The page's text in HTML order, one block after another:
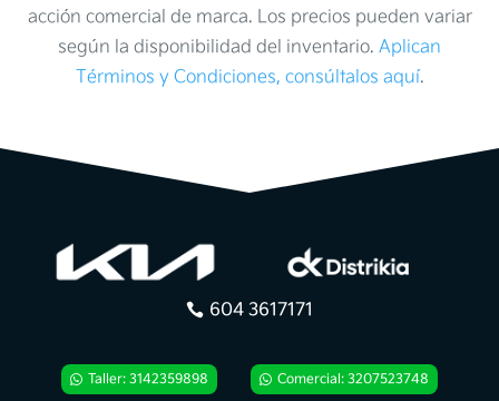
acción comercial de marca. Los precios pueden variar
según la disponibilidad del inventario. Aplican
Términos y Condiciones, consúltalos aquí.
604 3617171
Taller: 3142359898 Comercial: 3207523748